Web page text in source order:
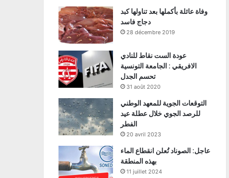
وفاة عائلة بأكملها بعد تناولها كبد
دجاج فاسد
28 décembre 2019
عودة الست نقاط للنادي
الافريقي : الجامعة التونسية
تحسم الجدل
31 août 2020
التوقعات الجوية للمعهد الوطني
للرصد الجوي خلال عطلة عيد
الفطر
20 avril 2023
عاجل: الصوناد تُعلن انقطاع الماء
بهذه المنطقة
11 juillet 2024